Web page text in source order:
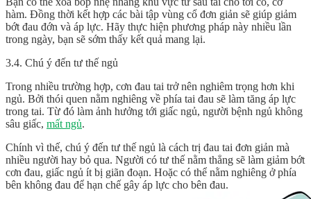
hàm. Đồng thời kết hợp các bài tập vùng cổ đơn giản sẽ giúp giảm
bớt đau đớn và áp lực. Hãy thực hiện phương pháp này nhiều lần
trong ngày, bạn sẽ sớm thấy kết quả mang lại.
3.4. Chú ý đến tư thế ngủ
Trong nhiều trường hợp, cơn đau tai trở nên nghiêm trọng hơn khi
ngủ. Bởi thói quen nằm nghiêng về phía tai đau sẽ làm tăng áp lực
trong tai. Từ đó làm ảnh hưởng tới giấc ngủ, người bệnh ngủ không
sâu giấc, mất ngủ.
Chính vì thế, chú ý đến tư thế ngủ là cách trị đau tai đơn giản mà
nhiều người hay bỏ qua. Người có tư thế nằm thẳng sẽ làm giảm bớt
cơn đau, giấc ngủ ít bị giãn đoạn. Hoặc có thể nằm nghiêng ở phía
bên không đau để hạn chế gây áp lực cho bên đau.